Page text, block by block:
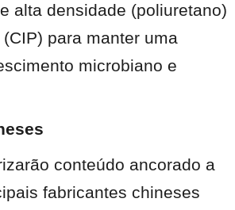
alta densidade (poliuretano)
para manter uma
microbiano e
conteúdo ancorado a
fabricantes chineses